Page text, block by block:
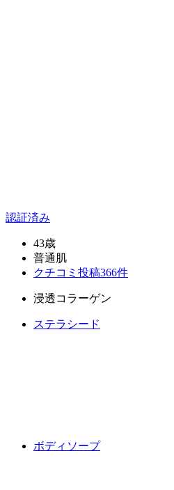
認証済み
43歳
普通肌
クチコミ投稿366件
浸透コラーゲン
ステラシード
ボディソープ